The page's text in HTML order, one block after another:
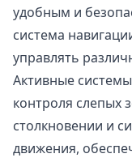
удобным и
система
управлять
Активные
контроля слепых
столкновении и
движения,